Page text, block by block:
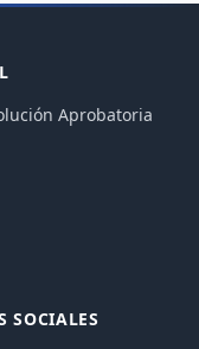
Aprobatoria
SOCIALES